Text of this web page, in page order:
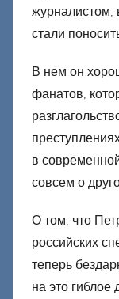
журналистом,
стали
В нем он
фанатов,
в
совсем о
О том, что
российских
теперь
на это гиблое